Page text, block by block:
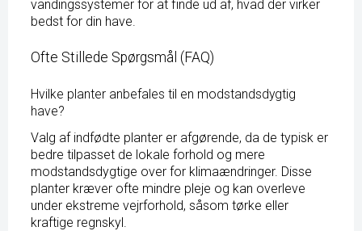
vandingssystemer for at finde ud af, hvad der virker
bedst for din have.
Ofte Stillede Spørgsmål (FAQ)
Hvilke planter anbefales til en modstandsdygtig
have?
Valg af indfødte planter er afgørende, da de typisk er
bedre tilpasset de lokale forhold og mere
modstandsdygtige over for klimaændringer. Disse
planter kræver ofte mindre pleje og kan overleve
under ekstreme vejrforhold, såsom tørke eller
kraftige regnskyl.